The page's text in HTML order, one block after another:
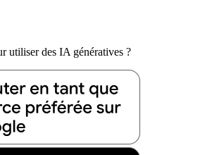
utiliser des IA génératives ?